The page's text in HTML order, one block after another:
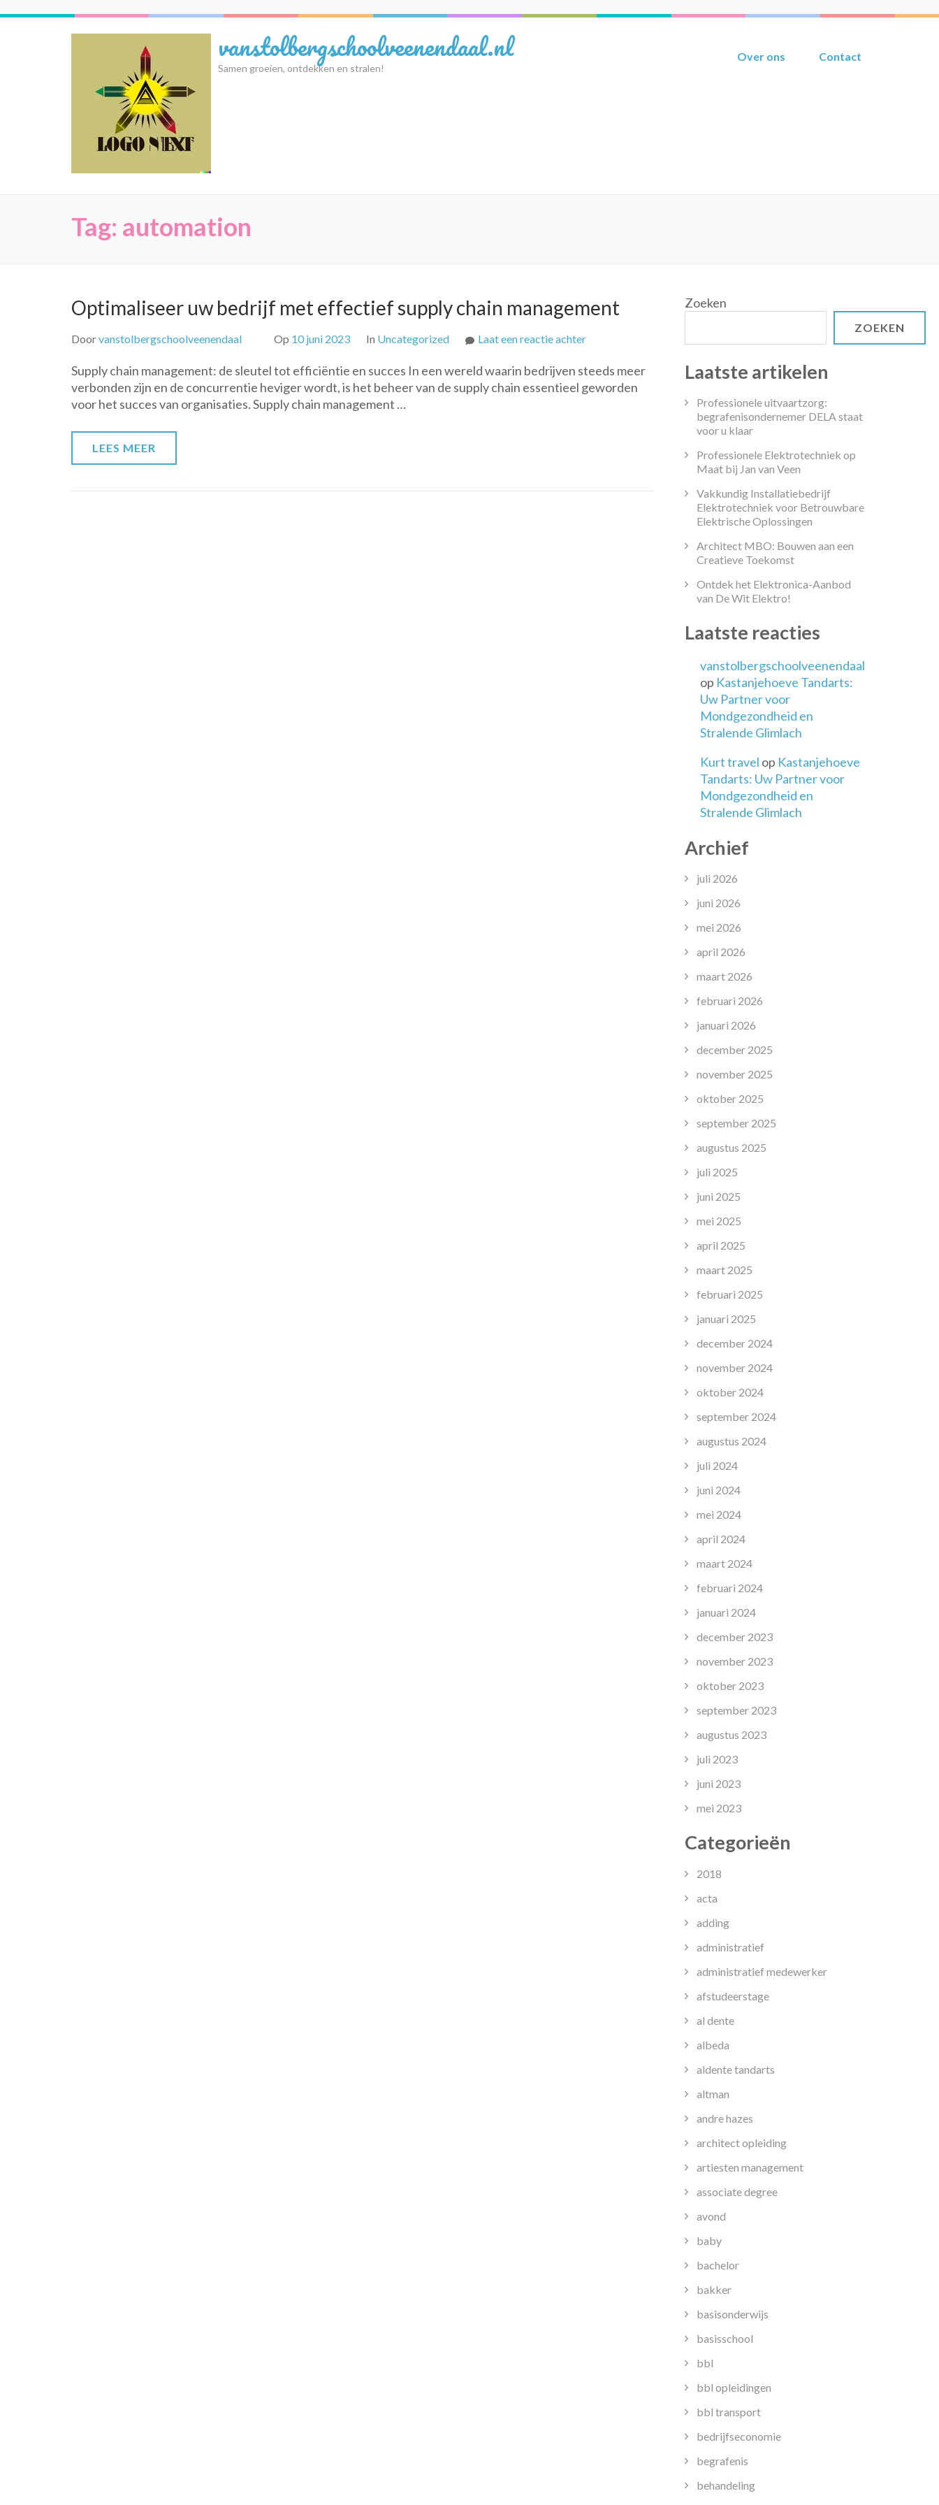
vanstolbergschoolveenendaal.nl
Samen groeien, ontdekken en stralen!
Over ons Contact
Tag: automation
Optimaliseer uw bedrijf met effectief supply chain management
Doorvanstolbergschoolveenendaal Op 10 juni 2023 In Uncategorized Laat een reactie achterop
uw
bedrijf
Supply chain management: de sleutel tot efficiëntie en succes In een wereld waarin bedrijven steeds meer
verbonden zijn en de concurrentie heviger wordt, is het beheer van de supply chain essentieel geworden
voor het succes van organisaties. Supply chain management …
LEES MEER
Zoeken
ZOEKEN
Laatste artikelen
Professionele uitvaartzorg:
begrafenisondernemer DELA staat
voor u klaar
Professionele Elektrotechniek op
Maat bij Jan van Veen
Vakkundig Installatiebedrijf
Elektrotechniek voor Betrouwbare
Elektrische Oplossingen
Architect MBO: Bouwen aan een
Creatieve Toekomst
Ontdek het Elektronica-Aanbod
van De Wit Elektro!
Laatste reacties
vanstolbergschoolveenendaal
op Kastanjehoeve Tandarts:
Uw Partner voor
Mondgezondheid en
Stralende Glimlach
Kurt travel op Kastanjehoeve
Tandarts: Uw Partner voor
Mondgezondheid en
Stralende Glimlach
Archief
juli 2026
juni 2026
mei 2026
april 2026
maart 2026
februari 2026
januari 2026
december 2025
november 2025
oktober 2025
september 2025
augustus 2025
juli 2025
juni 2025
mei 2025
april 2025
maart 2025
februari 2025
januari 2025
december 2024
november 2024
oktober 2024
september 2024
augustus 2024
juli 2024
juni 2024
mei 2024
april 2024
maart 2024
februari 2024
januari 2024
december 2023
november 2023
oktober 2023
september 2023
augustus 2023
juli 2023
juni 2023
mei 2023
Categorieën
2018
acta
adding
administratief
administratief medewerker
afstudeerstage
al dente
albeda
aldente tandarts
altman
andre hazes
architect opleiding
artiesten management
associate degree
avond
baby
bachelor
bakker
basisonderwijs
basisschool
bbl
bbl opleidingen
bbl transport
bedrijfseconomie
begrafenis
behandeling